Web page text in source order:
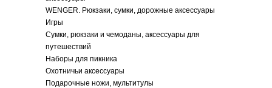
WENGER. Рюкзаки, сумки, дорожные аксессуары
Игры
Сумки, рюкзаки и чемоданы, аксессуары для
путешествий
Наборы для пикника
Охотничьи аксессуары
Подарочные ножи, мультитулы